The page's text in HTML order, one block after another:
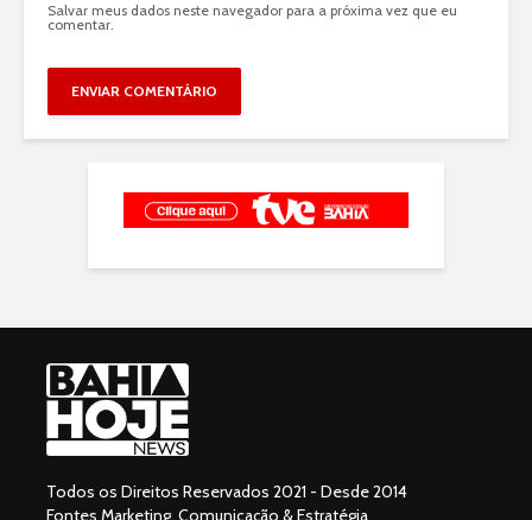
Salvar meus dados neste navegador para a próxima vez que eu
comentar.
Todos os Direitos Reservados 2021 - Desde 2014
Fontes Marketing, Comunicação & Estratégia